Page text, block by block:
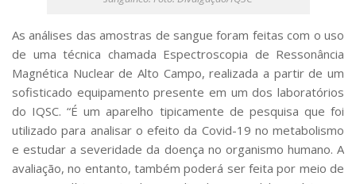
As análises das amostras de sangue foram feitas com o uso
de uma técnica chamada Espectroscopia de Ressonância
Magnética Nuclear de Alto Campo, realizada a partir de um
sofisticado equipamento presente em um dos laboratórios
do IQSC. “É um aparelho tipicamente de pesquisa que foi
utilizado para analisar o efeito da Covid-19 no metabolismo
e estudar a severidade da doença no organismo humano. A
avaliação, no entanto, também poderá ser feita por meio de